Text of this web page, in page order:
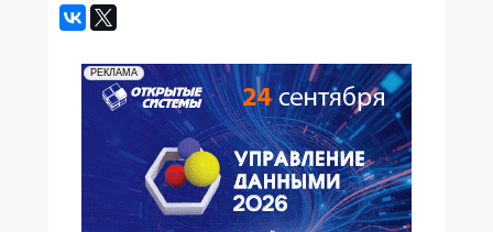
РЕКЛАМА